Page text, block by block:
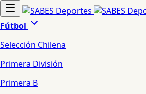
Fútbol
Selección Chilena
Primera División
Primera B